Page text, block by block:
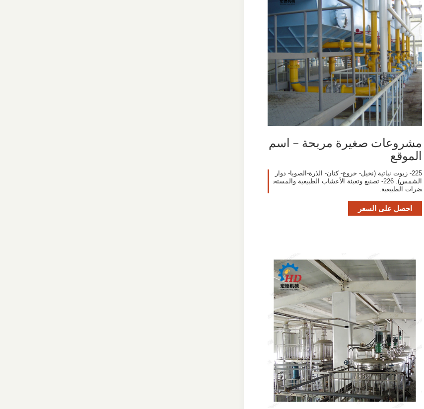
مشروعات صغيرة مربحة – اسم
الموقع
225- زيوت نباتية (نخيل- خروع- كتان- الذرة-الصويا- دوار
الشمس). 226- تصنيع وتعبئة الأعشاب الطبيعية والمستح
ضرات الطبيعية.
احصل على السعر